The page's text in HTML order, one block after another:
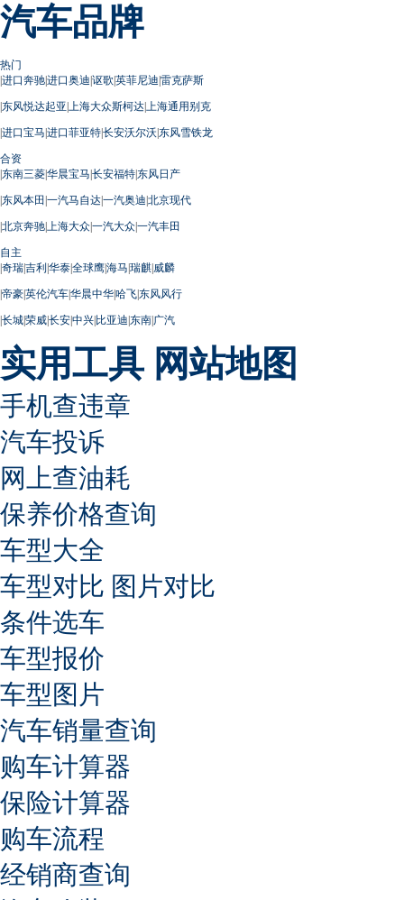
汽车品牌
热门
|进口奔驰|进口奥迪|讴歌|英菲尼迪|雷克萨斯
|东风悦达起亚| 上海大众斯柯达| 上海通用别克
|进口宝马|进口菲亚特|长安沃尔沃|东风雪铁龙
合资
|东南三菱|华晨宝马|长安福特|东风日产
|东风本田 |一汽马自达|一汽奥迪|北京现代
|北京奔驰| 上海大众|一汽大众|一汽丰田
自主
|奇瑞|吉利|华泰|全球鹰|海马|瑞麒|威麟
|帝豪|英伦汽车|华晨中华|哈飞|东风风行
|长城|荣威|长安|中兴|比亚迪|东南|广汽
实用工具 网站地图
手机查违章
汽车投诉
网上查油耗
保养价格查询
车型大全
车型对比 图片对比
条件选车
车型报价
车型图片
汽车销量查询
购车计算器
保险计算器
购车流程
经销商查询